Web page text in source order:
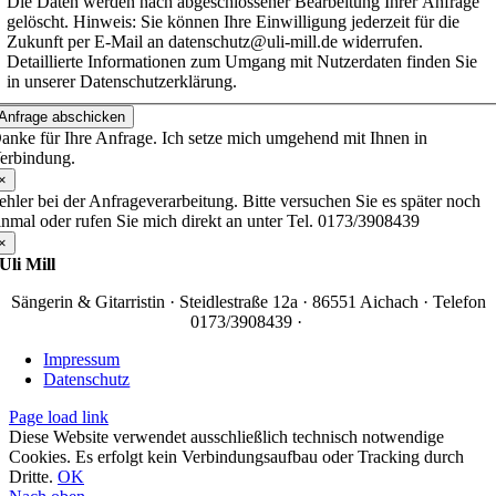
gelöscht. Hinweis: Sie können Ihre Einwilligung jederzeit für die
Zukunft per E-Mail an datenschutz@uli-mill.de widerrufen.
Detaillierte Informationen zum Umgang mit Nutzerdaten finden Sie
in unserer Datenschutzerklärung.
abschicken
für Ihre Anfrage. Ich setze mich umgehend mit Ihnen in
bei der Anfrageverarbeitung. Bitte versuchen Sie es später noch
oder rufen Sie mich direkt an unter Tel. 0173/3908439
Uli Mill
Sängerin & Gitarristin · Steidlestraße 12a · 86551 Aichach · Telefon
0173/3908439 ·
Impressum
Datenschutz
Page load link
Diese Website verwendet ausschließlich technisch notwendige
Cookies. Es erfolgt kein Verbindungsaufbau oder Tracking durch
Dritte. OK